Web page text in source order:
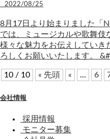
2022/08/25
8月17日より始まりました「
では、ミュージカルや歌舞伎
様々な魅力をお伝えしていき
ろしくお願いいたします。
10 / 10 « 先頭 « ... 6
会社情報
採用情報
モニター募集